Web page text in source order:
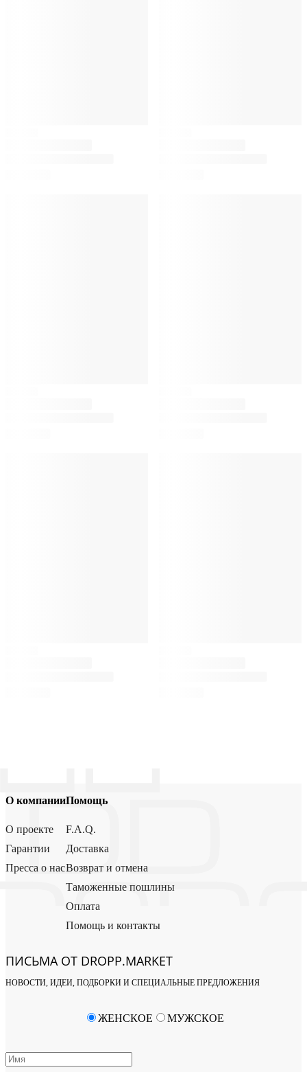
О компании
О проекте
Гарантии
Пресса о нас
Помощь
F.A.Q.
Доставка
Возврат и отмена
Таможенные пошлины
Оплата
Помощь и контакты
ПИСЬМА ОТ DROPP.MARKET
НОВОСТИ, ИДЕИ, ПОДБОРКИ И СПЕЦИАЛЬНЫЕ ПРЕДЛОЖЕНИЯ
ЖЕНСКОЕ МУЖСКОЕ